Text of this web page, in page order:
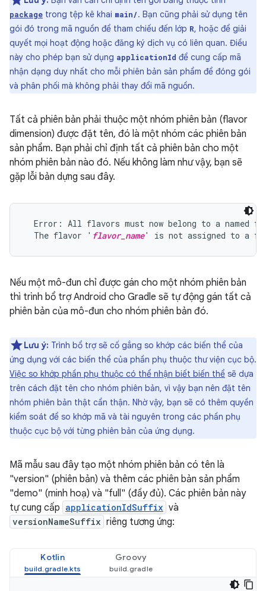
package trong tệp kê khai main/. Bạn cũng phải sử dụng tên
gói đó trong mã nguồn để tham chiếu đến lớp R, hoặc để giải
quyết mọi hoạt động hoặc đăng ký dịch vụ có liên quan. Điều
này cho phép bạn sử dụng applicationId để cung cấp mã
nhận dạng duy nhất cho mỗi phiên bản sản phẩm để đóng gói
và phân phối mà không phải thay đổi mã nguồn.
Tất cả phiên bản phải thuộc một nhóm phiên bản (flavor
dimension) được đặt tên, đó là một nhóm các phiên bản
sản phẩm. Bạn phải chỉ định tất cả phiên bản cho một
nhóm phiên bản nào đó. Nếu không làm như vậy, bạn sẽ
gặp lỗi bản dựng sau đây.
Error: All flavors must now belong to a named
  The flavor '
flavor_name
Nếu một mô-đun chỉ được gán cho một nhóm phiên bản
thì trình bổ trợ Android cho Gradle sẽ tự động gán tất cả
phiên bản của mô-đun cho nhóm phiên bản đó.
Lưu ý: Trình bổ trợ sẽ cố gắng so khớp các biến thể của
ứng dụng với các biến thể của phần phụ thuộc thư viện cục bộ.
Việc so khớp phần phụ thuộc có thể nhận biết biến thể sẽ dựa
trên cách đặt tên cho nhóm phiên bản, vì vậy bạn nên đặt tên
nhóm phiên bản thật cẩn thận. Nhờ vậy, bạn sẽ có thêm quyền
kiểm soát để so khớp mã và tài nguyên trong các phần phụ
thuộc cục bộ với từng phiên bản của ứng dụng.
Mã mẫu sau đây tạo một nhóm phiên bản có tên là
"version" (phiên bản) và thêm các phiên bản sản phẩm
"demo" (minh hoạ) và "full" (đầy đủ). Các phiên bản này
tự cung cấp applicationIdSuffix và
versionNameSuffix riêng tương ứng:
Kotlin Groovy